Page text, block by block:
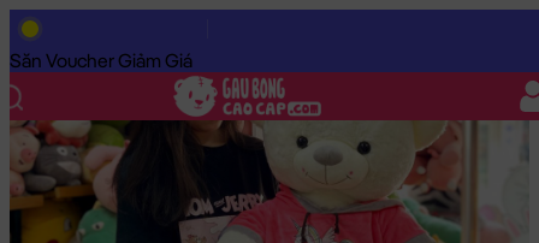
Săn Voucher Giảm Giá
Trang Chủ